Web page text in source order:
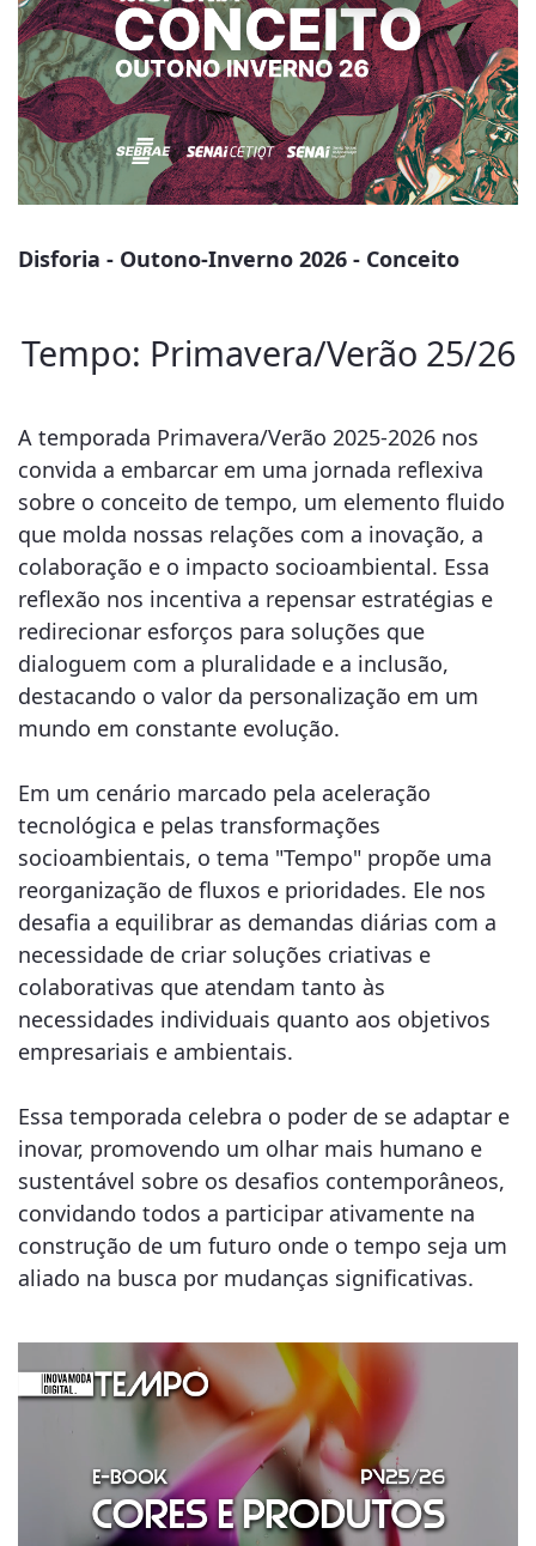
Disforia - Outono-Inverno 2026 - Conceito
Tempo: Primavera/Verão 25/26
A temporada Primavera/Verão 2025-2026 nos
convida a embarcar em uma jornada reflexiva
sobre o conceito de tempo, um elemento fluido
que molda nossas relações com a inovação, a
colaboração e o impacto socioambiental. Essa
reflexão nos incentiva a repensar estratégias e
redirecionar esforços para soluções que
dialoguem com a pluralidade e a inclusão,
destacando o valor da personalização em um
mundo em constante evolução.
Em um cenário marcado pela aceleração
tecnológica e pelas transformações
socioambientais, o tema "Tempo" propõe uma
reorganização de fluxos e prioridades. Ele nos
desafia a equilibrar as demandas diárias com a
necessidade de criar soluções criativas e
colaborativas que atendam tanto às
necessidades individuais quanto aos objetivos
empresariais e ambientais.
Essa temporada celebra o poder de se adaptar e
inovar, promovendo um olhar mais humano e
sustentável sobre os desafios contemporâneos,
convidando todos a participar ativamente na
construção de um futuro onde o tempo seja um
aliado na busca por mudanças significativas.